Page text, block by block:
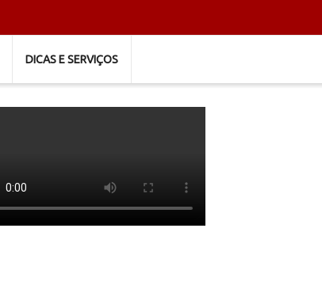
DICAS E SERVIÇOS